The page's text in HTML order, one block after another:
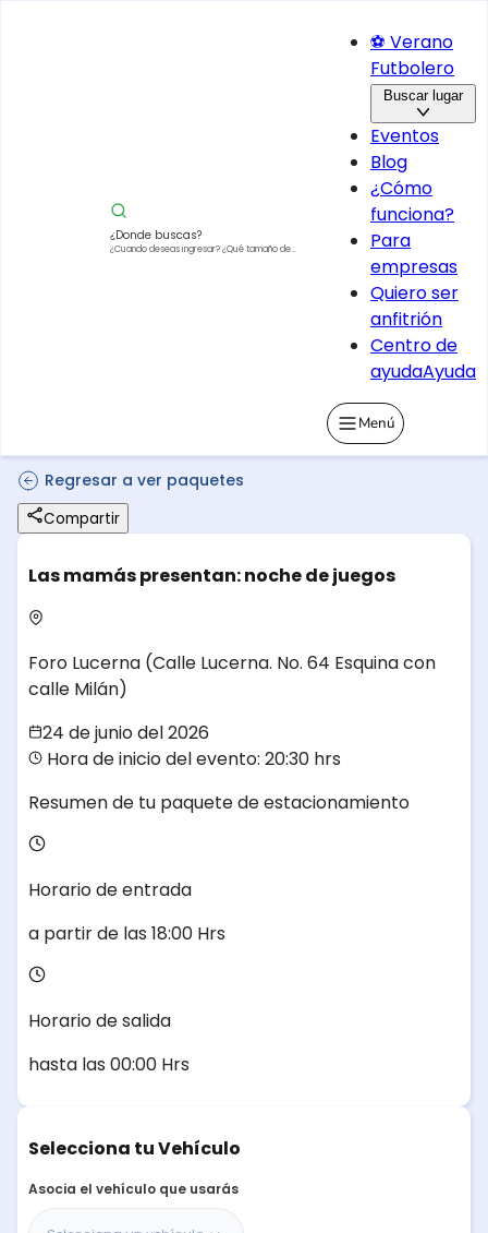
¿Donde buscas?
¿Cuando deseas ingresar?¿Qué tamaño de
⚽ Verano
Futbolero
Buscar lugar
Eventos
Blog
¿Cómo
funciona?
Para
empresas
Quiero ser
anfitrión
Centro de
ayudaAyuda
Menú
Regresar a ver paquetes
Compartir
Las mamás presentan: noche de juegos
Foro Lucerna (Calle Lucerna. No. 64 Esquina con
calle Milán)
24 de junio del 2026
Hora de inicio del evento: 20:30 hrs
Resumen de tu paquete de estacionamiento
Horario de entrada
a partir de las 18:00 Hrs
Horario de salida
hasta las 00:00 Hrs
Selecciona tu Vehículo
Asocia el vehículo que usarás